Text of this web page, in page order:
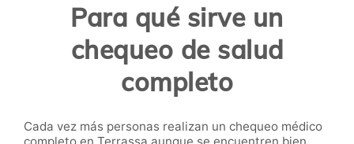
Para qué sirve un
chequeo de salud
completo
Cada vez más personas realizan un chequeo médico